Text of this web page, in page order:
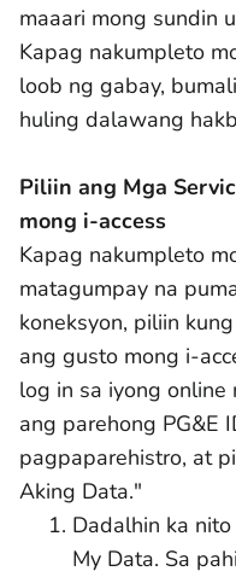
maaari mong sundin
Kapag nakumpleto
loob ng gabay,
huling dalawang
Piliin ang Mga
mong i-access
Kapag nakumpleto
matagumpay na
koneksyon, piliin
ang gusto mong i-
log in sa iyong online
ang parehong PG&E
pagpaparehistro, at
Aking Data."
Dadalhin ka
My Data. Sa